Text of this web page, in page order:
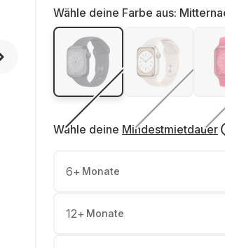
Wähle deine Farbe aus:
Wähle deine Mindestmietdauer
6+ Monate
12+ Monate